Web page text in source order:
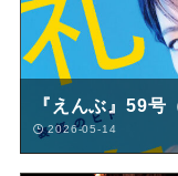
『えんぶ』59
2026-05-14